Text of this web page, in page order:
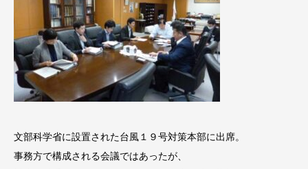
文部科学省に設置された台風１９号対策本部に出席。
事務方で構成される会議ではあったが、